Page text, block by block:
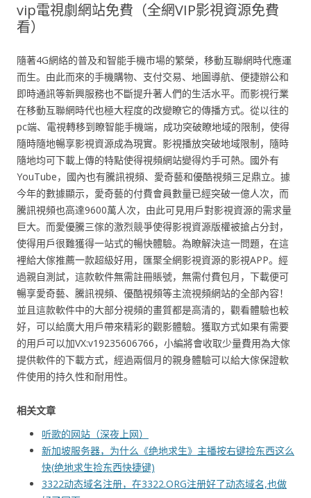
vip電視劇網站免費（全網VIP影視資源免費
看）
隨著4G網絡的普及和智能手機市場的繁榮，移動互聯網時代應運
而生。由此而來的手機購物、支付交易、地圖導航、便捷辦公和
即時通訊等新興服務也不斷提升著人們的生活水平。而影視行業
在移動互聯網時代也極大程度的改變瞭它的傳播方式。從以往的
pc端、電視轉移到瞭智能手機端，成功突破瞭地域的限制，使得
隨時隨地暢享影視資源成為現實。影視播放突破地域限制，隨時
隨地均可下載上傳的特點使得視頻網站變得灼手可熱。國外有
YouTube，國內也有騰訊視頻、愛奇藝和優酷視頻三足鼎立。據
今年的數據顯示，愛奇藝的付費會員數量已經突破一億人次，而
騰訊視頻也高達9600萬人次，由此可見用戶對影視資源的需求量
巨大。而愛優騰三傢的激烈競爭使得影視資源版權被搶占分封，
使得用戶很難獲得一站式的暢快體驗。為瞭解決這一問題，在這
裡給大傢推薦一款超級好用，匯聚全網影視資源的影視APP。經
過親自測試，這款軟件無需註冊賬號，無需付費包月，下載便可
暢享愛奇藝、騰訊視頻、優酷視頻等主流視頻網站的全部內容！
並且這款軟件中的大部分視頻的畫質都是高清的，觀看體驗也較
好，可以給廣大用戶帶來精彩的觀影體驗。獲取方式如果有需要
的用戶可以加VX:v19235606766，小編將會收取少量費用為大傢
提供軟件的下載方式，經過兩個月的親身體驗可以給大傢保證軟
件使用的持久性和耐用性。
相关文章
听歌的网站（深夜上网）
新加坡服务器，为什么《绝地求生》主播按右键捡东西这么
快(绝地求生捡东西快捷键)
3322动态域名注册，在3322.ORG注册好了动态域名,也做